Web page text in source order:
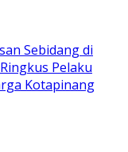
Sebidang di
Pelaku
Kotapinang